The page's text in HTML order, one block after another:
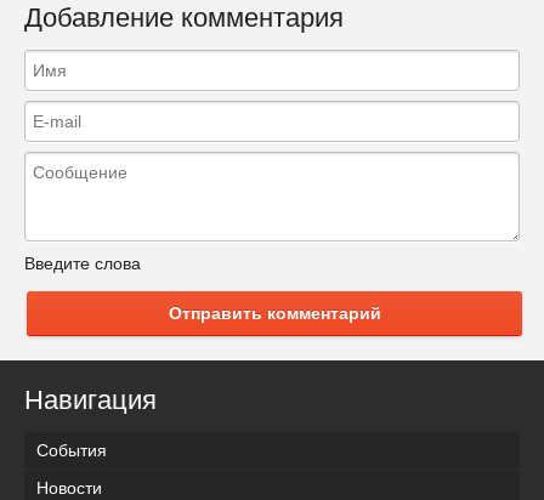
Добавление комментария
Введите слова
Отправить комментарий
Навигация
События
Новости